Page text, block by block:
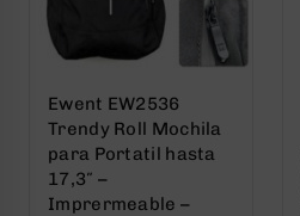
Ewent EW2536
Trendy Roll Mochila
para Portatil hasta
17,3″ –
Imprermeable –